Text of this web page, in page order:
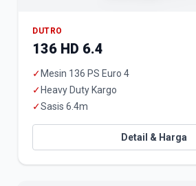
DUTRO
136 HD 6.4
✓ Mesin 136 PS Euro 4
✓ Heavy Duty Kargo
✓Sasis 6.4m
Detail & Harga